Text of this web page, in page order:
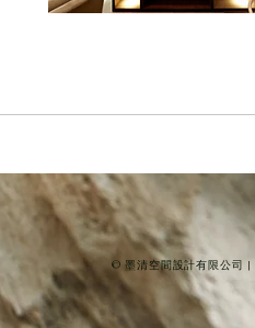
© 墨清空間設計有限公司 |